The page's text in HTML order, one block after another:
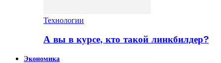
Технологии
А вы в курсе, кто такой линкбилдер?
Экономика